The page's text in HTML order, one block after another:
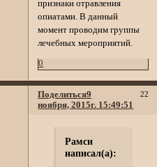
признаки отравления
опиатами. В данный
момент проводим группы
лечебных мероприятий.
0
Поделиться 22
9
ноября, 2015г. 15:49:51
Рамси
написал(а):